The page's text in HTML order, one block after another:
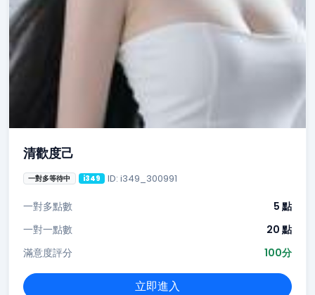
清歡度己
一對多等待中 i349 ID: i349_300991
一對多點數
5 點
一對一點數
20 點
滿意度評分
100分
立即進入